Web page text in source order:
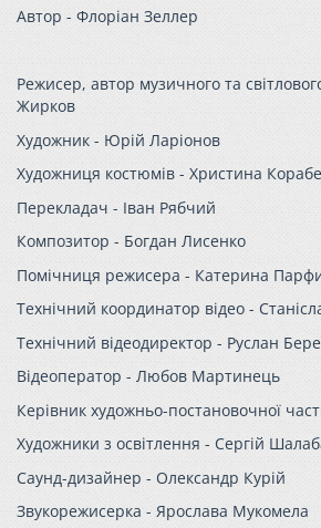
Автор - Флоріан Зеллер
Режисер, автор музичного та
Жирков
Художник - Юрій Ларіонов
Художниця костюмів - Христина
Перекладач - Іван Рябчий
Композитор - Богдан Лисенко
Помічниця режисера - Катерина
Технічний координатор відео -
Технічний відеодиректор - Руслан
Відеоператор - Любов Мартинець
Керівник художньо-постановочної
Художники з освітлення - Сергій
Саунд-дизайнер - Олександр Курій
Звукорежисерка - Ярослава Мукомела